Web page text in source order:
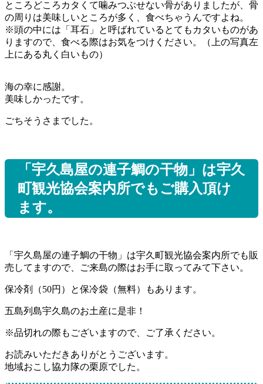
ところどころカタくて噛みつぶせない骨がありましたが、骨
の周りは美味しいところが多く、食べちゃうんですよね。
※頭の中には「耳石」と呼ばれているとてもカタいものがあ
りますので、食べる際はお気をつけください。（上の写真左
上にある丸く白いもの）
海の幸に感謝。
美味しかったです。
ごちそうさまでした。
「宇久島屋の連子鯛の干物」は宇久
町観光協会案内所でもご購入頂け
ます。
「宇久島屋の連子鯛の干物」は宇久町観光協会案内所でも販
売してますので、ご来島の際はお手に取ってみて下さい。
保冷剤（50円）と保冷袋（無料）もあります。
五島列島宇久島のお土産に是非！
※品切れの際もございますので、ご了承ください。
お読みいただきありがとうございます。
地域おこし協力隊の栗原でした。